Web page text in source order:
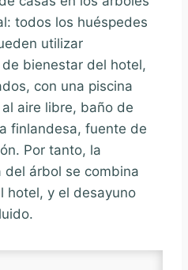
todos los huéspedes
utilizar
bienestar del hotel,
con una piscina
aire libre, baño de
finlandesa, fuente de
Por tanto, la
del árbol se combina
hotel, y el desayuno